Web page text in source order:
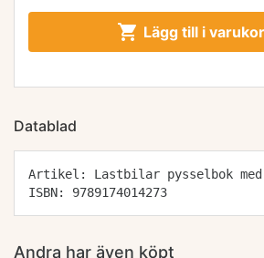
 Lägg till i
Datablad
Artikel: Lastbilar pysselbok
ISBN: 9789174014273
Andra har även köpt